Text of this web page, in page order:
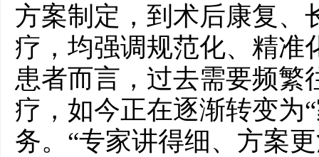
方案制定，到术后康复、
疗，均强调规范化、精准
患者而言，过去需要频繁
疗，如今正在逐渐转变为
务。“专家讲得细、方案